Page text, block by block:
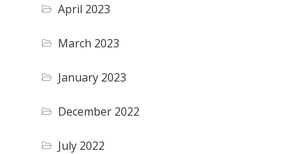
April 2023
March 2023
January 2023
December 2022
July 2022